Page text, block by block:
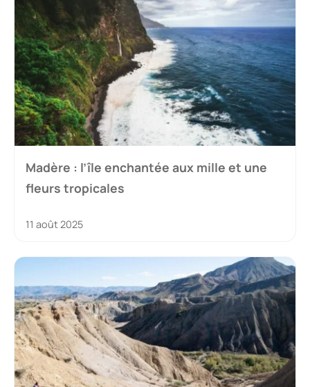
Madère : l’île enchantée aux mille et une
fleurs tropicales
11 août 2025